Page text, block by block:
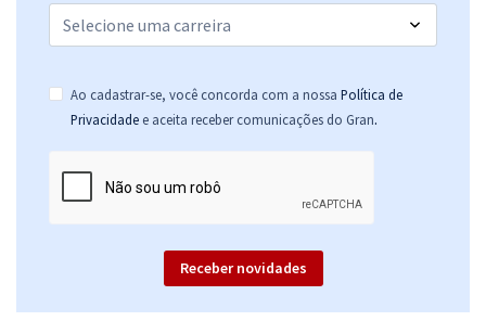
Ao cadastrar-se, você concorda com a nossa Política de
Privacidade e aceita receber comunicações do Gran.
Receber novidades